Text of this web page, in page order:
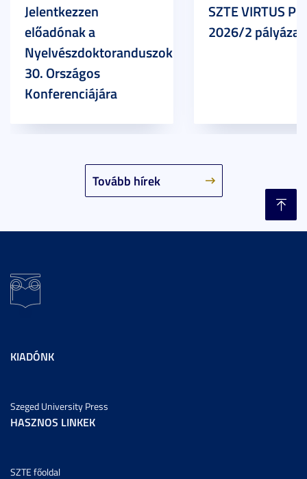
Tovább hírek
Jelentkezzen
előadónak a
Nyelvészdoktoranduszok
30. Országos
Konferenciájára
SZTE VIRTUS
2026/2
KIADÓNK
Szeged University Press
HASZNOS LINKEK
SZTE főoldal